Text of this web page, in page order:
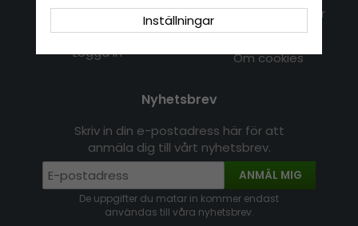
Jag vill göra en retur
Köpvillkor
Logga in
Populära sökningar
Nyhetsbrev
Om cookies
Nyhetsbrev
Skriv in din e-postadress här för att
anmäla dig till vårt nyhetsbrev.
ANMÄL MIG
De uppgifter du matar in kommer endast
användas till våra nyhetsbrev.
Inställningar